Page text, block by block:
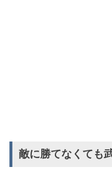
敵に勝てなくても